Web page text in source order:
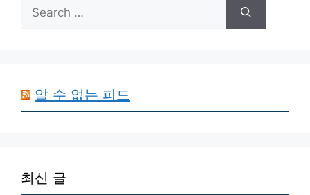
for:
알 수 없는 피드
최신 글